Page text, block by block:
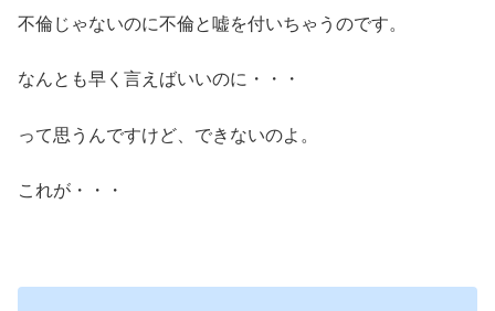
不倫じゃないのに不倫と嘘を付いちゃうのです。
なんとも早く言えばいいのに・・・
って思うんですけど、できないのよ。
これが・・・